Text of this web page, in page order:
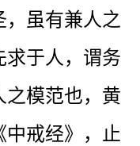
，虽有兼人之
求于人，谓务
之模范也，黄
中戒经》，止